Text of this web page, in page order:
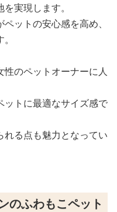
実現します。
ットの安心感を高め、
のペットオーナーに人
ットに最適なサイズ感で
る点も魅力となってい
のふわもこペット